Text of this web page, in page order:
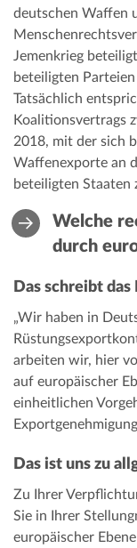
deutschen Waffen
Jemenkrieg
beteiligten
Tatsächlich
Koalitionsvertrags
2018, mit der sich
Waffenexporte an
beteiligten Staaten
Welche
durch
Das schreibt
„Wir haben in
arbeiten wir, hier
auf europäischer
einheitlichen
Das ist uns zu
Zu Ihrer
Sie in Ihrer
europäischer